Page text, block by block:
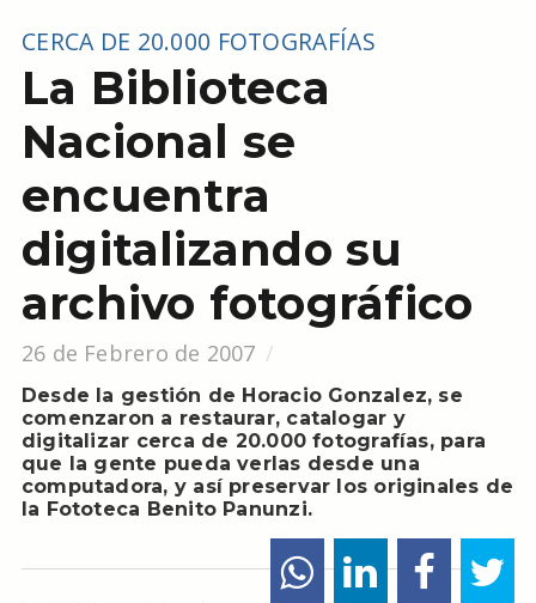
CERCA DE 20.000 FOTOGRAFÍAS
La Biblioteca
Nacional se
encuentra
digitalizando su
archivo fotográfico
26 de Febrero de 2007
Desde la gestión de Horacio Gonzalez, se
comenzaron a restaurar, catalogar y
digitalizar cerca de 20.000 fotografías, para
que la gente pueda verlas desde una
computadora, y así preservar los originales de
la Fototeca Benito Panunzi.